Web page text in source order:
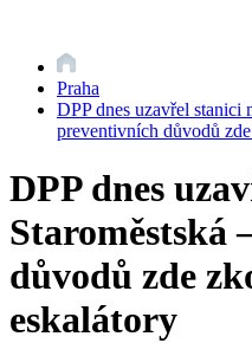
Praha
DPP dnes uzavřel stanici
preventivních důvodů
DPP dnes
Staroměstská
důvodů zde
eskalátory